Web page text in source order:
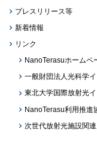
プレスリリース等
新着情報
リンク
NanoTerasuホームペ
一般財団法人光科学
東北大学国際放射光
NanoTerasu利用推進
次世代放射光施設関